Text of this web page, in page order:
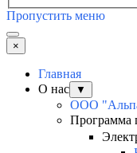
Пропустить меню
×
Главная
О нас
▼
ООО
Программа